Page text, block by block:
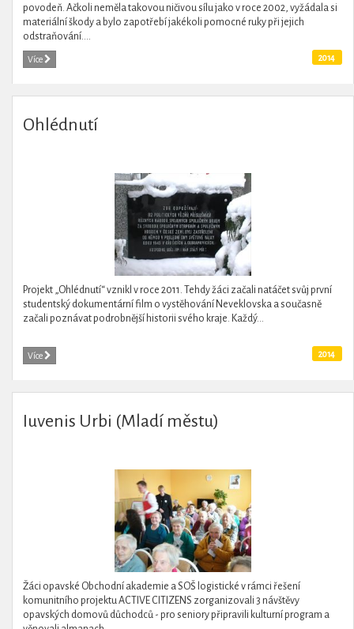
povodeň. Ačkoli neměla takovou ničivou sílu jako v roce 2002, vyžádala si
materiální škody a bylo zapotřebí jakékoli pomocné ruky při jejich
odstraňování....
Více 2014
Ohlédnutí
Projekt „Ohlédnutí“ vznikl v roce 2011. Tehdy žáci začali natáčet svůj první
studentský dokumentární film o vystěhování Neveklovska a současně
začali poznávat podrobnější historii svého kraje. Každý...
Více 2014
Iuvenis Urbi (Mladí městu)
Žáci opavské Obchodní akademie a SOŠ logistické v rámci řešení
komunitního projektu ACTIVE CITIZENS zorganizovali 3 návštěvy
opavských domovů důchodců - pro seniory připravili kulturní program a